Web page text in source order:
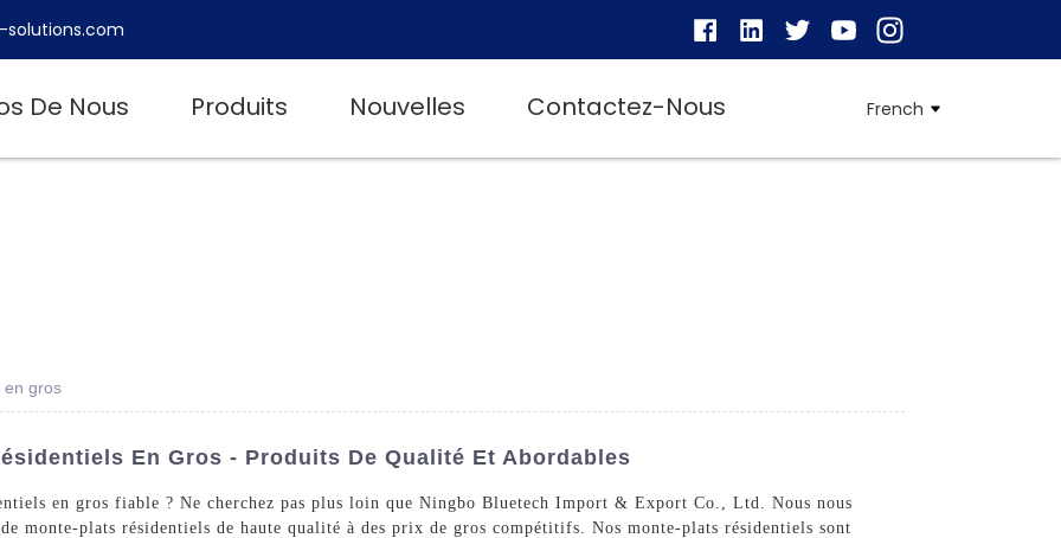
solutions.com
De Nous Produits Nouvelles Contactez-Nous French
en gros
En Gros - Produits De Qualité Et Abordables
en gros fiable ? Ne cherchez pas plus loin que Ningbo Bluetech Import & Export Co., Ltd. Nous nous
monte-plats résidentiels de haute qualité à des prix de gros compétitifs. Nos monte-plats résidentiels sont